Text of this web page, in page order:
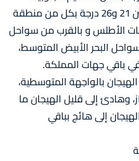
والجنوب الشرقي للبلاد، وما بين 21 و26 درجة بكل من منطقة
الأطلس و بالقرب من سواحل
البحر الأبيض المتوسط،
27 و35 درجة في باقي جهات المملكة.
بالواجهة المتوسطية،
وهادئ إلى قليل الهيجان ما
إلى هائج بباقي